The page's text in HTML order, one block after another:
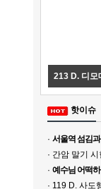
213 D. 디모데후서
핫이슈
· 서울역 섬김
· 간암 말기 시한부
· 예수님 어떡하
· 119 D. 사도행전 6 : 1-